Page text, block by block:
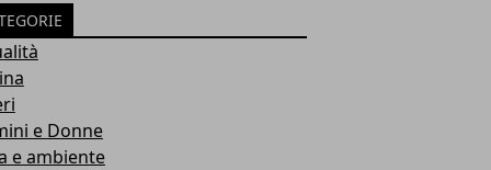
e Donne
e ambiente